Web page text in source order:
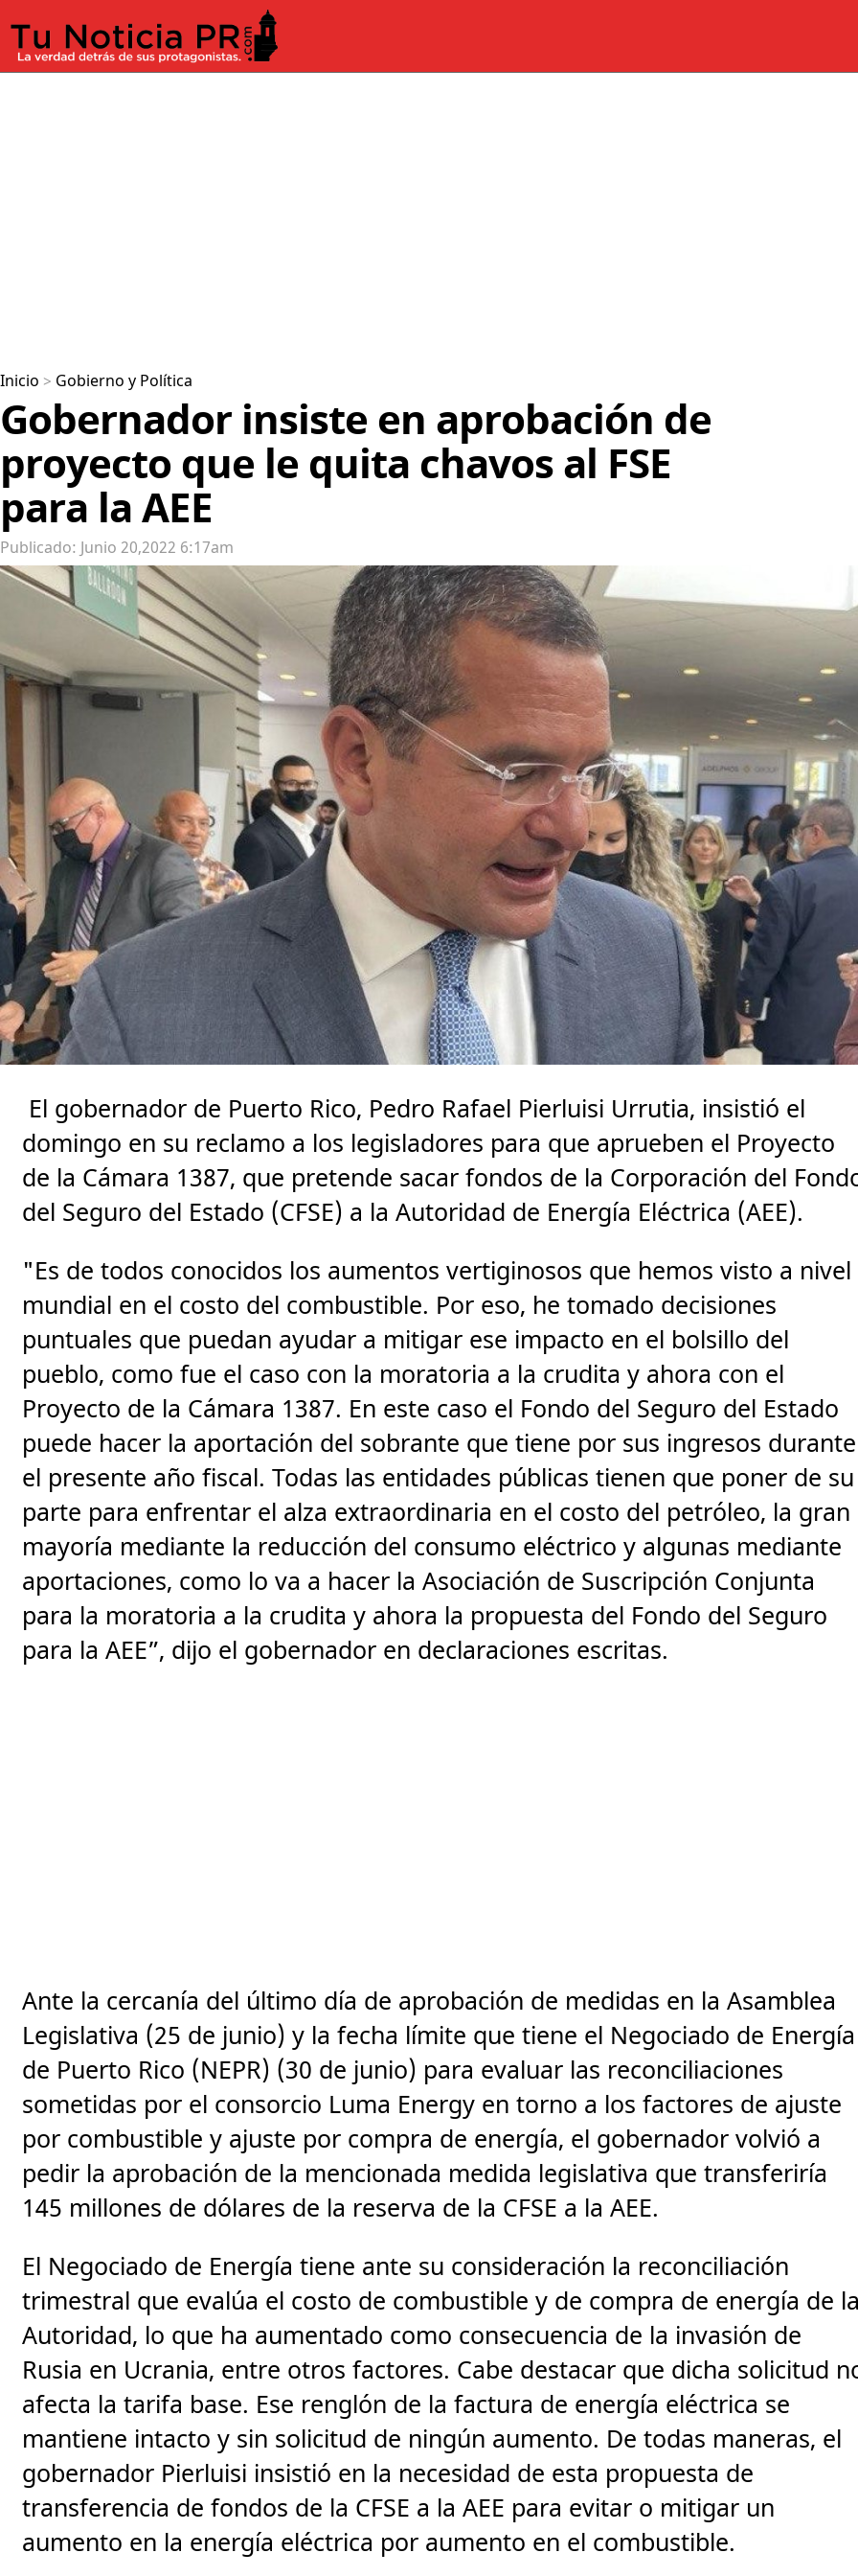
Inicio > Gobierno y Política
Gobernador insiste en aprobación de
proyecto que le quita chavos al FSE
para la AEE
Publicado: Junio 20,2022 6:17am
El gobernador de Puerto Rico, Pedro Rafael Pierluisi Urrutia, insistió el
domingo en su reclamo a los legisladores para que aprueben el Proyecto
de la Cámara 1387, que pretende sacar fondos de la Corporación del
del Seguro del Estado (CFSE) a la Autoridad de Energía Eléctrica (AEE).
"Es de todos conocidos los aumentos vertiginosos que hemos visto a nivel
mundial en el costo del combustible. Por eso, he tomado decisiones
puntuales que puedan ayudar a mitigar ese impacto en el bolsillo del
pueblo, como fue el caso con la moratoria a la crudita y ahora con el
Proyecto de la Cámara 1387. En este caso el Fondo del Seguro del Estado
puede hacer la aportación del sobrante que tiene por sus ingresos durante
el presente año fiscal. Todas las entidades públicas tienen que poner de su
parte para enfrentar el alza extraordinaria en el costo del petróleo, la gran
mayoría mediante la reducción del consumo eléctrico y algunas mediante
aportaciones, como lo va a hacer la Asociación de Suscripción Conjunta
para la moratoria a la crudita y ahora la propuesta del Fondo del Seguro
para la AEE”, dijo el gobernador en declaraciones escritas.
Ante la cercanía del último día de aprobación de medidas en la Asamblea
Legislativa (25 de junio) y la fecha límite que tiene el Negociado de Energía
de Puerto Rico (NEPR) (30 de junio) para evaluar las reconciliaciones
sometidas por el consorcio Luma Energy en torno a los factores de ajuste
por combustible y ajuste por compra de energía, el gobernador volvió a
pedir la aprobación de la mencionada medida legislativa que transferiría
145 millones de dólares de la reserva de la CFSE a la AEE.
El Negociado de Energía tiene ante su consideración la reconciliación
trimestral que evalúa el costo de combustible y de compra de energía de
Autoridad, lo que ha aumentado como consecuencia de la invasión de
Rusia en Ucrania, entre otros factores. Cabe destacar que dicha solicitud
afecta la tarifa base. Ese renglón de la factura de energía eléctrica se
mantiene intacto y sin solicitud de ningún aumento. De todas maneras, el
gobernador Pierluisi insistió en la necesidad de esta propuesta de
transferencia de fondos de la CFSE a la AEE para evitar o mitigar un
aumento en la energía eléctrica por aumento en el combustible.